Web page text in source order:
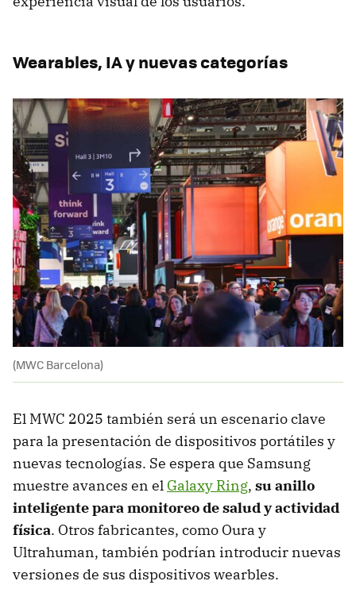
Wearables, IA y nuevas categorías
(MWC Barcelona)
El MWC 2025 también será un escenario clave
para la presentación de dispositivos portátiles y
nuevas tecnologías. Se espera que Samsung
muestre avances en el Galaxy Ring, su anillo
inteligente para monitoreo de salud y actividad
física. Otros fabricantes, como Oura y
Ultrahuman, también podrían introducir nuevas
versiones de sus dispositivos wearbles.